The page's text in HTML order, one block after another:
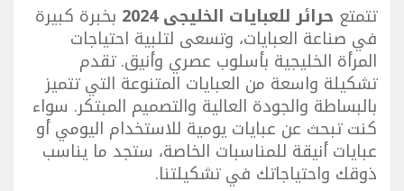
تتمتع حرائر للعبايات الخليجى 2024 بخبرة كبيرة
في صناعة العبايات، وتسعى لتلبية احتياجات
المرأة الخليجية بأسلوب عصري وأنيق. تقدم
تشكيلة واسعة من العبايات المتنوعة التي تتميز
بالبساطة والجودة العالية والتصميم المبتكر. سواء
كنت تبحث عن عبايات يومية للاستخدام اليومي أو
عبايات أنيقة للمناسبات الخاصة، ستجد ما يناسب
ذوقك واحتياجاتك في تشكيلتنا.